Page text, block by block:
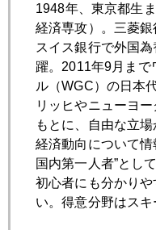
1948年、東京都生
経済専攻）。三菱銀
スイス銀行で外国
躍。2011年9月まで
ル（WGC）の日本
リッヒやニューヨ
もとに、自由な立
経済動向について
国内第一人者”とし
初心者にも分かり
い。得意分野はスキ